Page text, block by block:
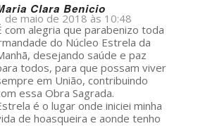
Clara Benicio
de maio de 2018 às 10:48
com alegria que parabenizo toda
do Núcleo Estrela da
desejando saúde e paz
todos, para que possam viver
em União, contribuindo
essa Obra Sagrada.
é o lugar onde iniciei minha
de hoasqueira e aonde tenho